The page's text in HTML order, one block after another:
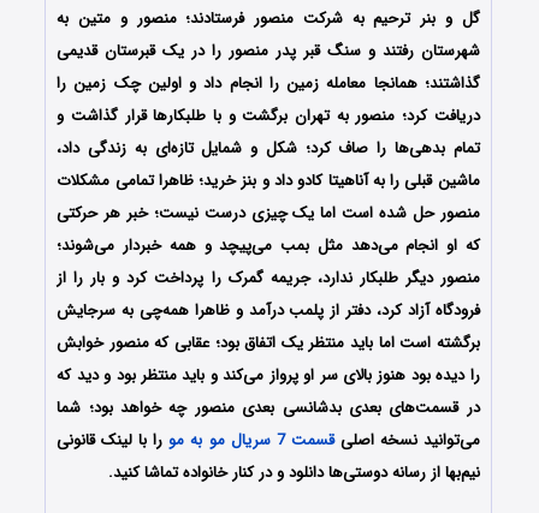
گل و بنر ترحیم به شرکت منصور فرستادند؛ منصور و متین به
شهرستان رفتند و سنگ قبر پدر منصور را در یک قبرستان قدیمی
گذاشتند؛ همانجا معامله زمین را انجام داد و اولین چک زمین را
دریافت کرد؛ منصور به تهران برگشت و با طلبکارها قرار گذاشت و
تمام بدهی‌ها را صاف کرد؛ شکل و شمایل تازه‌ای به زندگی داد،
ماشین قبلی را به آناهیتا کادو داد و بنز خرید؛ ظاهرا تمامی مشکلات
منصور حل شده است اما یک چیزی درست نیست؛ خبر هر حرکتی
که او انجام می‌دهد مثل بمب می‌پیچد و همه خبردار می‌شوند؛
منصور دیگر طلبکار ندارد، جریمه گمرک را پرداخت کرد و بار را از
فرودگاه آزاد کرد، دفتر از پلمب درآمد و ظاهرا همه‌چی به سرجایش
برگشته است اما باید منتظر یک اتفاق بود؛ عقابی که منصور خوابش
را دیده بود هنوز بالای سر او پرواز می‌کند و باید منتظر بود و دید که
در قسمت‌های بعدی بدشانسی بعدی منصور چه خواهد بود؛ شما
می‌توانید نسخه اصلیقسمت 7 سریال مو به مو
را با لینک قانونی
نیم‌بها از رسانه دوستی‌ها دانلود و در کنار خانواده تماشا کنید.